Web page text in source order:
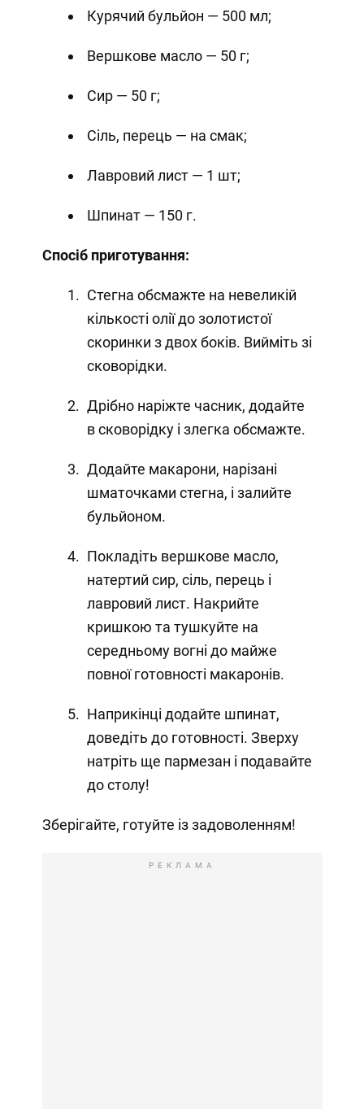
Курячий бульйон — 500 мл;
Вершкове масло — 50 г;
Сир — 50 г;
Сіль, перець — на смак;
Лавровий лист — 1 шт;
Шпинат — 150 г.
Спосіб приготування:
Стегна обсмажте на невеликій
кількості олії до золотистої
скоринки з двох боків. Вийміть зі
сковорідки.
Дрібно наріжте часник, додайте
в сковорідку і злегка обсмажте.
Додайте макарони, нарізані
шматочками стегна, і залийте
бульйоном.
Покладіть вершкове масло,
натертий сир, сіль, перець і
лавровий лист. Накрийте
кришкою та тушкуйте на
середньому вогні до майже
повної готовності макаронів.
Наприкінці додайте шпинат,
доведіть до готовності. Зверху
натріть ще пармезан і подавайте
до столу!
Зберігайте, готуйте із задоволенням!
РЕКЛАМА